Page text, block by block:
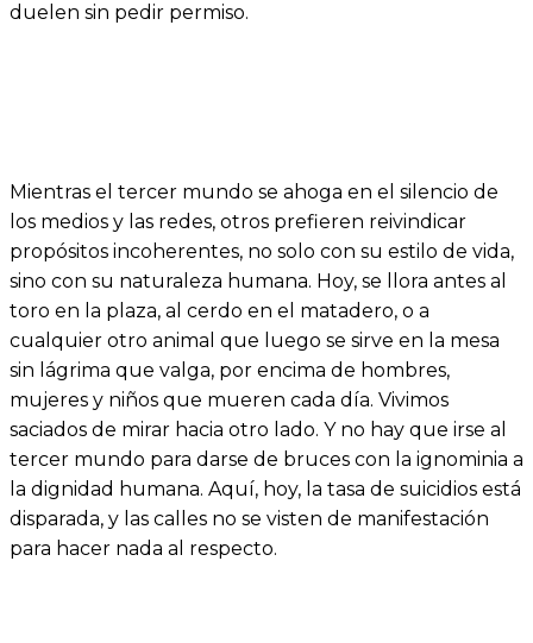
duelen sin pedir permiso.
Mientras el tercer mundo se ahoga en el silencio de
los medios y las redes, otros prefieren reivindicar
propósitos incoherentes, no solo con su estilo de vida,
sino con su naturaleza humana. Hoy, se llora antes al
toro en la plaza, al cerdo en el matadero, o a
cualquier otro animal que luego se sirve en la mesa
sin lágrima que valga, por encima de hombres,
mujeres y niños que mueren cada día. Vivimos
saciados de mirar hacia otro lado. Y no hay que irse al
tercer mundo para darse de bruces con la ignominia a
la dignidad humana. Aquí, hoy, la tasa de suicidios está
disparada, y las calles no se visten de manifestación
para hacer nada al respecto.